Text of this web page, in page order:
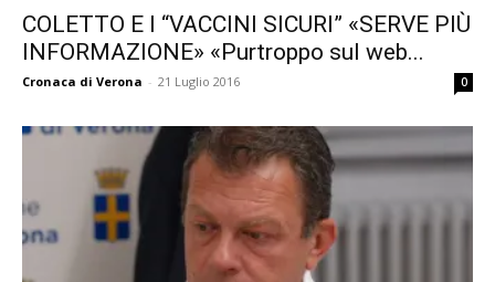
COLETTO E I “VACCINI SICURI” «SERVE PIÙ
INFORMAZIONE» «Purtroppo sul web...
Cronaca di Verona - 21 Luglio 2016 0